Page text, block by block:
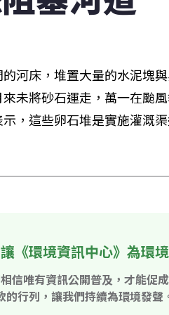
河床，堆置大量的水泥塊
未將砂石運走，萬一在颱
，這些卵石堆是實施灌溉
《環境資訊中心》為環
信唯有資訊公開普及，才能促
行列，讓我們持續為環境發聲